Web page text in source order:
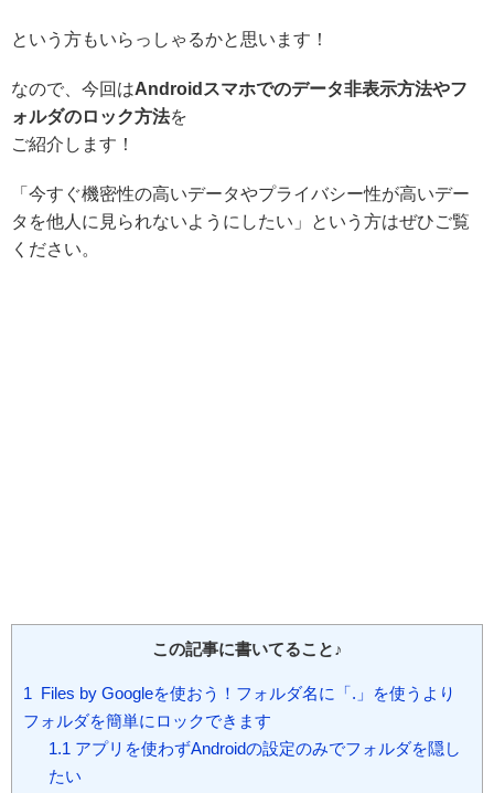
という方もいらっしゃるかと思います！
なので、今回はAndroidスマホでのデータ非表示方法やフ
ォルダのロック方法を
ご紹介します！
「今すぐ機密性の高いデータやプライバシー性が高いデー
タを他人に見られないようにしたい」という方はぜひご覧
ください。
この記事に書いてること♪
1 Files by Googleを使おう！フォルダ名に「.」を使うより
フォルダを簡単にロックできます
1.1 アプリを使わずAndroidの設定のみでフォルダを隠し
たい